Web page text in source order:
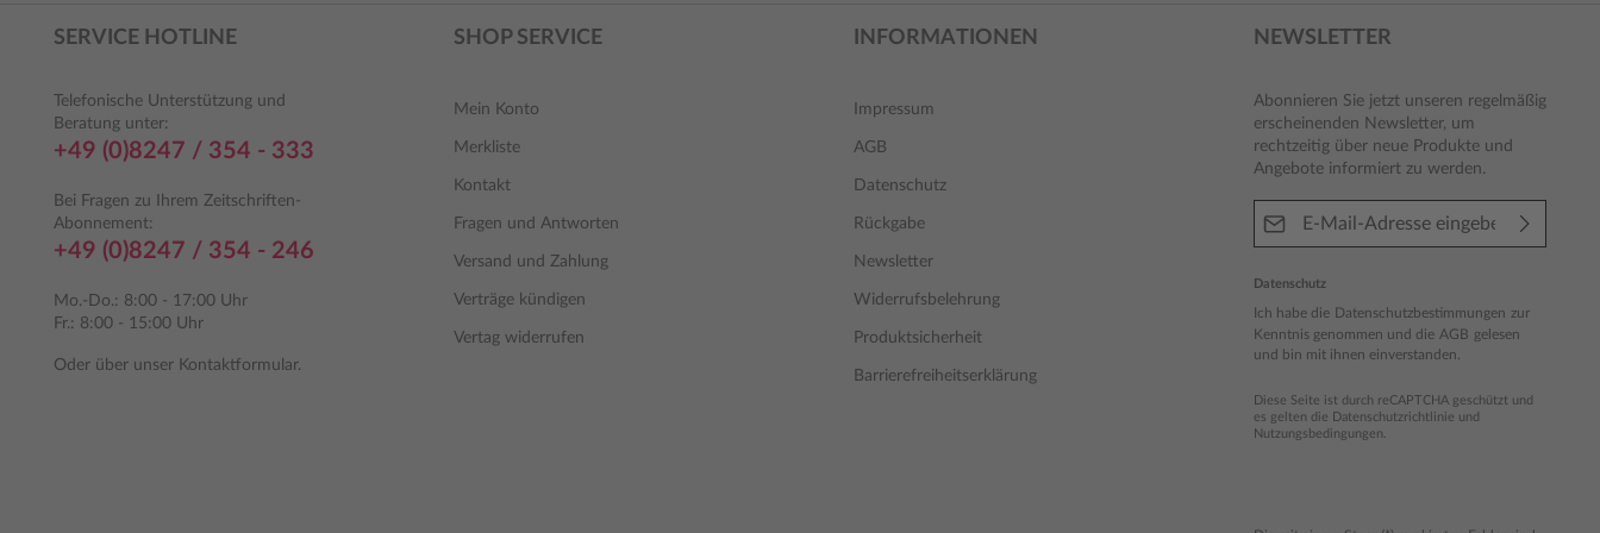
Parasiten sind wichtige Hilfsmittel für eine
weltweit wichtigsten Krankheitserreger
werden auf den Schädlingskarten erwähnt
und die von ihnen verursachten
Erkrankungen auf den Karten 53 und 54
SERVICE HOTLINE
Telefonische Unterstützung und
Beratung unter:
+49 (0)8247 / 354 - 333
Bei Fragen zu Ihrem Zeitschriften-
Abonnement:
+49 (0)8247 / 354 - 246
Mo.-Do.: 8:00 - 17:00 Uhr
Fr.: 8:00 - 15:00 Uhr
Oder über unser Kontaktformular.
SHOP SERVICE
Mein Konto
Merkliste
Kontakt
Fragen und Antworten
Versand und Zahlung
Verträge kündigen
Vertag widerrufen
INFORMATIONEN
Impressum
AGB
Datenschutz
Rückgabe
Newsletter
Widerrufsbelehrung
Produktsicherheit
Barrierefreiheitserklärung
NEWSLETTER
Abonnieren Sie jetzt unseren regelmäßig
erscheinenden Newsletter, um
rechtzeitig über neue Produkte und
Angebote informiert zu werden.
Datenschutz
Ich habe die Datenschutzbestimmungen zur
Kenntnis genommen und die AGB gelesen
und bin mit ihnen einverstanden.
Diese Seite ist durch reCAPTCHA geschützt und
es gelten die Datenschutzrichtlinie und
Nutzungsbedingungen